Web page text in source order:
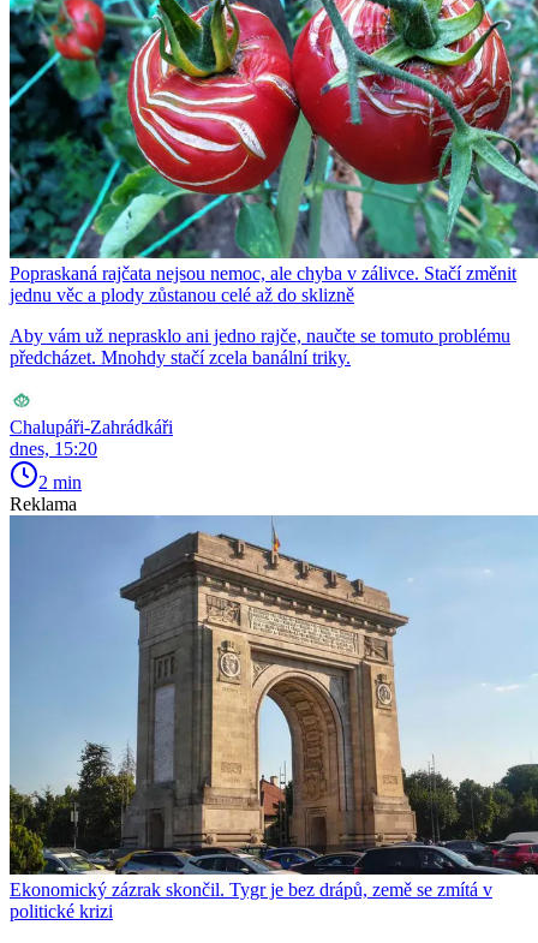
Popraskaná rajčata nejsou nemoc, ale chyba v zálivce. Stačí změnit
jednu věc a plody zůstanou celé až do sklizně
Aby vám už neprasklo ani jedno rajče, naučte se tomuto problému
předcházet. Mnohdy stačí zcela banální triky.
Chalupáři-Zahrádkáři
dnes, 15:20
2 min
Reklama
Ekonomický zázrak skončil. Tygr je bez drápů, země se zmítá v
politické krizi